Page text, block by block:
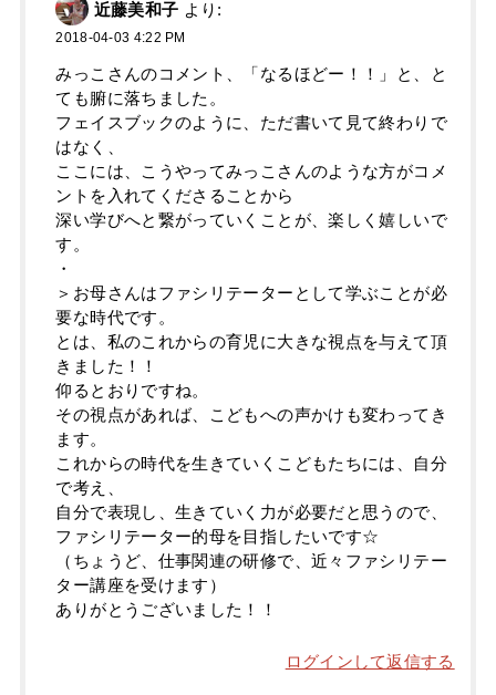
近藤美和子 より:
2018-04-03 4:22 PM
みっこさんのコメント、「なるほどー！！」と、と
ても腑に落ちました。
フェイスブックのように、ただ書いて見て終わりで
はなく、
ここには、こうやってみっこさんのような方がコメ
ントを入れてくださることから
深い学びへと繋がっていくことが、楽しく嬉しいで
す。
・
＞お母さんはファシリテーターとして学ぶことが必
要な時代です。
とは、私のこれからの育児に大きな視点を与えて頂
きました！！
仰るとおりですね。
その視点があれば、こどもへの声かけも変わってき
ます。
これからの時代を生きていくこどもたちには、自分
で考え、
自分で表現し、生きていく力が必要だと思うので、
ファシリテーター的母を目指したいです☆
（ちょうど、仕事関連の研修で、近々ファシリテー
ター講座を受けます）
ありがとうございました！！
ログインして返信する